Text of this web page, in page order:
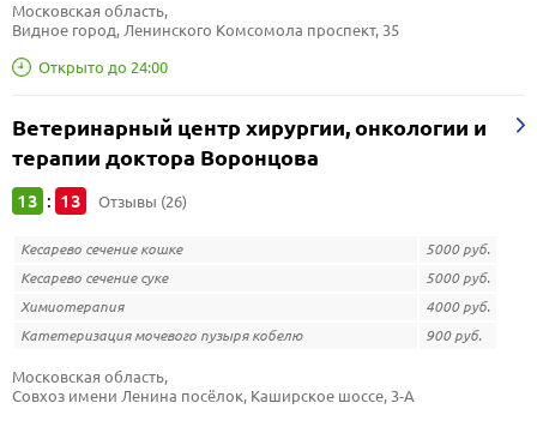
Открыто до 24:00
Московская область,
Видное город, Ленинского Комсомола проспект, 35
Ветеринарный центр хирургии, онкологии и
терапии доктора Воронцова
13 : 13 Отзывы (26)
Кесарево сечение кошке
5000 руб.
Кесарево сечение суке
5000 руб.
Химиотерапия
4000 руб.
Катетеризация мочевого пузыря кобелю
900 руб.
Московская область,
Совхоз имени Ленина посёлок, Каширское шоссе, 3-А